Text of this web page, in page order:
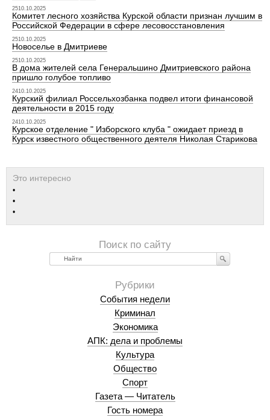
2510.10.2025
Комитет лесного хозяйства Курской области признан лучшим в
Российской Федерации в сфере лесовосстановления
2510.10.2025
Новоселье в Дмитриеве
2510.10.2025
В дома жителей села Генеральшино Дмитриевского района
пришло голубое топливо
2410.10.2025
Курский филиал Россельхозбанка подвел итоги финансовой
деятельности в 2015 году
2410.10.2025
Курское отделение " Изборского клуба " ожидает приезд в
Курск известного общественного деятеля Николая Старикова
Найти
События недели
Криминал
Экономика
АПК: дела и проблемы
Культура
Общество
Спорт
Газета — Читатель
Гость номера